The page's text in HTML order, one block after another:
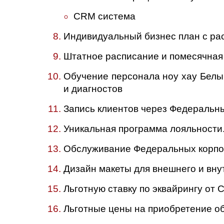
CRM система
Индивидуальный бизнес план с
Штатное расписание и
Обучение персонала ноу хау
и диагностов
Запись клиентов через
Уникальная программа
Обслуживание Федеральных
Дизайн макеты для внешнего и
Льготную ставку по эквайрингу
Льготные цены на приобретение